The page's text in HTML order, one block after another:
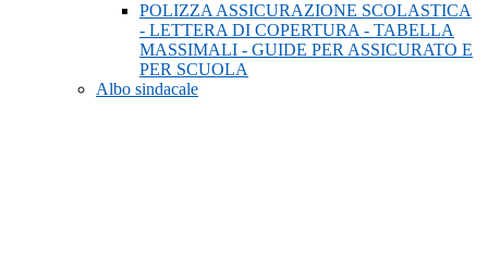
POLIZZA ASSICURAZIONE SCOLASTICA
- LETTERA DI COPERTURA - TABELLA
MASSIMALI - GUIDE PER ASSICURATO E
PER SCUOLA
Albo sindacale